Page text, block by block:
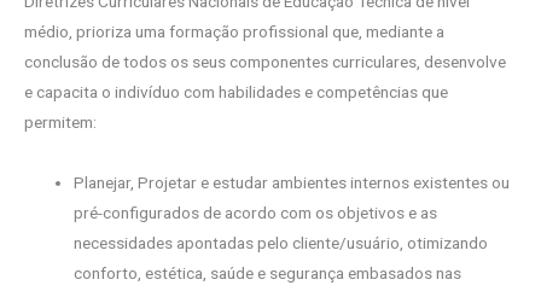
médio, prioriza uma formação profissional que, mediante a
conclusão de todos os seus componentes curriculares, desenvolve
e capacita o indivíduo com habilidades e competências que
permitem:
Planejar, Projetar e estudar ambientes internos existentes ou
pré-configurados de acordo com os objetivos e as
necessidades apontadas pelo cliente/usuário, otimizando
conforto, estética, saúde e segurança embasados nas